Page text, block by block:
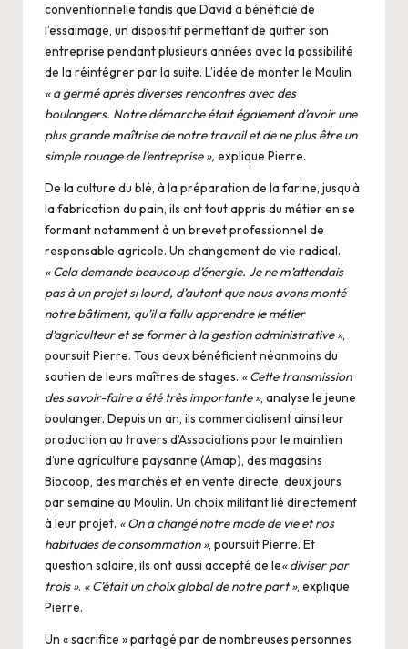
conventionnelle tandis que David a bénéficié de
l’essaimage, un dispositif permettant de quitter son
entreprise pendant plusieurs années avec la possibilité
de la réintégrer par la suite. L’idée de monter le Moulin
« a germé après diverses rencontres avec des
boulangers. Notre démarche était également d’avoir une
plus grande maîtrise de notre travail et de ne plus être un
simple rouage de l’entreprise », explique Pierre.
De la culture du blé, à la préparation de la farine, jusqu’à
la fabrication du pain, ils ont tout appris du métier en se
formant notamment à un brevet professionnel de
responsable agricole. Un changement de vie radical.
« Cela demande beaucoup d’énergie. Je ne m’attendais
pas à un projet si lourd, d’autant que nous avons monté
notre bâtiment, qu’il a fallu apprendre le métier
d’agriculteur et se former à la gestion administrative »,
poursuit Pierre. Tous deux bénéficient néanmoins du
soutien de leurs maîtres de stages. « Cette transmission
des savoir-faire a été très importante », analyse le jeune
boulanger. Depuis un an, ils commercialisent ainsi leur
production au travers d’Associations pour le maintien
d’une agriculture paysanne (Amap), des magasins
Biocoop, des marchés et en vente directe, deux jours
par semaine au Moulin. Un choix militant lié directement
à leur projet. « On a changé notre mode de vie et nos
habitudes de consommation », poursuit Pierre. Et
question salaire, ils ont aussi accepté de le« diviser par
trois ». « C’était un choix global de notre part », explique
Pierre.
Un « sacrifice » partagé par de nombreuses personnes